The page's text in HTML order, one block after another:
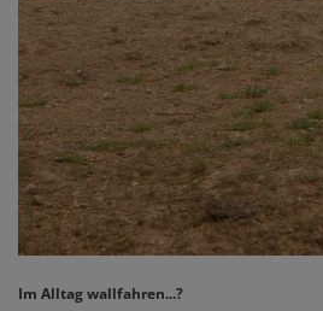
Im Alltag wallfahren...?